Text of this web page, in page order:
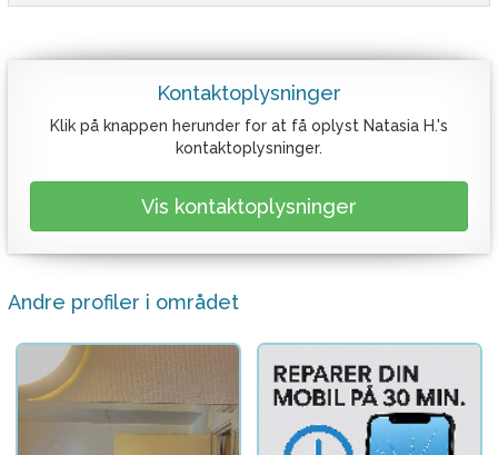
Kontaktoplysninger
Klik på knappen herunder for at få oplyst Natasia H.'s
kontaktoplysninger.
Vis kontaktoplysninger
Andre profiler i området